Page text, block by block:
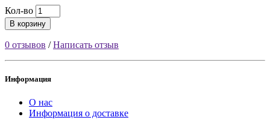
Кол-во
В корзину
0 отзывов /Написать отзыв
Информация
О нас
Информация о доставке